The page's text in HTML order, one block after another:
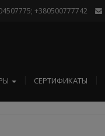
+380500777742
СЕРТИФИКАТЫ